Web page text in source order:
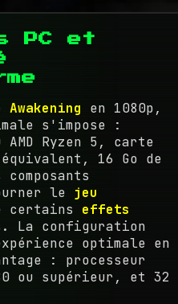
PC et
Awakening en 1080p,
s'impose :
Ryzen 5, carte
équivalent, 16 Go de
composants
le jeu
certains effets
La configuration
optimale en
: processeur
ou supérieur, et 32